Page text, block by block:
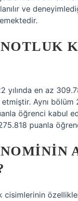
ve
yılında en az
Aynı bölüm
öğrenci kabul
puanla
cisimlerinin